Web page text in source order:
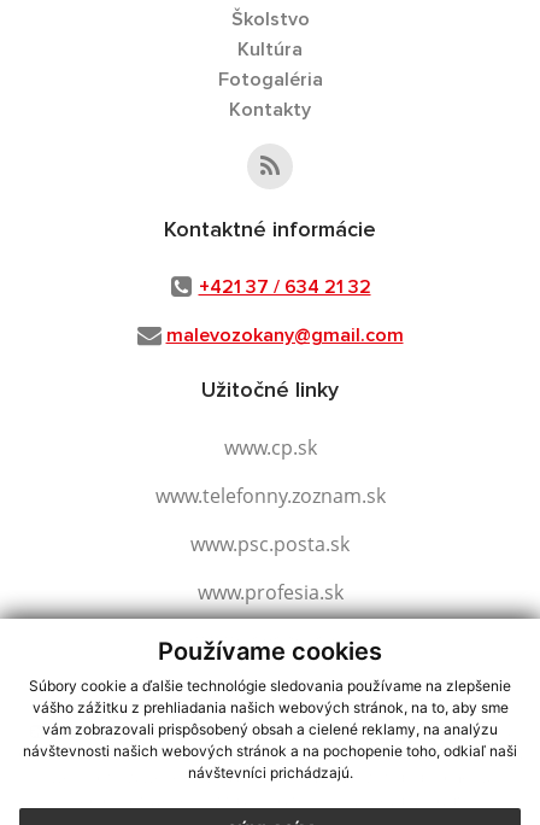
Používame cookies
Súbory cookie a ďalšie technológie sledovania používame na zlepšenie
vášho zážitku z prehliadania našich webových stránok, na to, aby sme
vám zobrazovali prispôsobený obsah a cielené reklamy, na analýzu
návštevnosti našich webových stránok a na pochopenie toho, odkiaľ naši
návštevníci prichádzajú.
Školstvo
Kultúra
Fotogaléria
Kontakty
Kontaktné informácie
+421 37 / 634 21 32
malevozokany@gmail.com
Užitočné linky
www.cp.sk
www.telefonny.zoznam.sk
www.psc.posta.sk
www.profesia.sk
www.slovensko.sk
využite možnosť získavania aktuálnych informácií s využitím RSS
CMS systém (redakčný) systém ECHELON 2,Mapa stránok,web portál
webex.digital, s.r.o.,domény,registrácia domény